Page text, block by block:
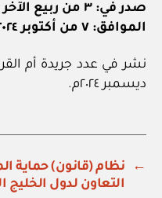
صدر في: ٣ من ربيع الآخر ١٤٤٦هـ
الموافق: ٧ من أكتوبر ٢٠٢٤م
ديسمبر ٢٠٢٤م.
←
نظام (قانون) حماية
التعاون لدول الخليج العربية